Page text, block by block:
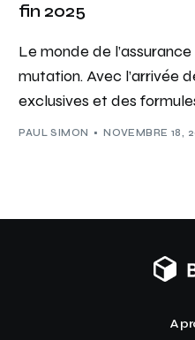
fin 2025
Le monde de
mutation. Avec l’arrivée
exclusives et des
PAUL SIMON NOVEMBRE 18,
A